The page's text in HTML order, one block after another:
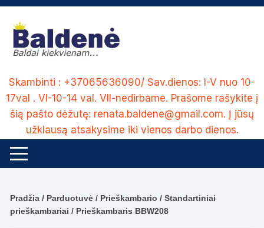
Skip
content
Skambinti : +37065636090/ Sav.dienos: I-V nuo 10-
17val . VI-10-14 val. VII-nedirbame. Prašome rašykite į
šią pašto dėžutę: renata.baldene@gmail.com. Į jūsų
užklausą atsakysime iki vienos darbo dienos.
Pradžia / Parduotuvė / Prieškambario /Standartiniai
prieškambariai / Prieškambaris BBW208